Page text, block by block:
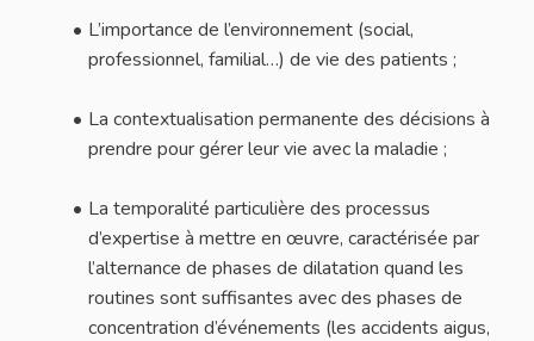
L’importance de l’environnement (social,
professionnel, familial…) de vie des patients ;
La contextualisation permanente des décisions à
prendre pour gérer leur vie avec la maladie ;
La temporalité particulière des processus
d’expertise à mettre en œuvre, caractérisée par
l’alternance de phases de dilatation quand les
routines sont suffisantes avec des phases de
concentration d’événements (les accidents aigus,